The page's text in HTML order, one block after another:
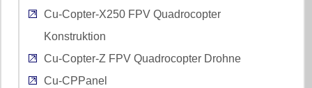
Cu-Copter-X250 FPV Quadrocopter
Konstruktion
Cu-Copter-Z FPV Quadrocopter Drohne
Cu-CPPanel